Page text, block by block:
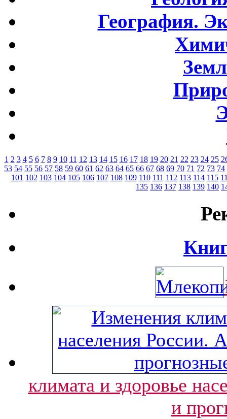
География.
1 2 3 4 5 6 7 8 9 10 11 12 13 14 15 16 17 18 19 20 21 22 23 24 25
53 54 55 56 57 58 59 60 61 62 63 64 65 66 67 68 69 70 71 72 73 74
101 102 103 104 105 106 107 108 109 110 111 112 113 114 115
135 136 137 138 139 140
климата и здоровье
и